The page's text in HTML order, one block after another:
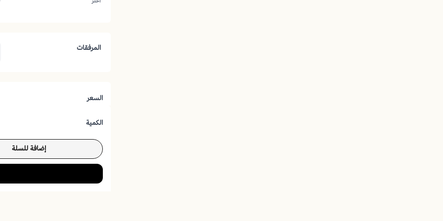
المرفقات
السعر
الكمية
إضافة للسلة